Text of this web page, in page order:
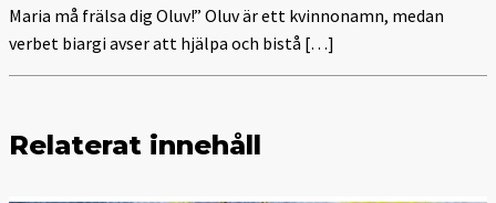
Maria må frälsa dig Oluv!” Oluv är ett kvinnonamn, medan
verbet biargi avser att hjälpa och bistå […]
Relaterat innehåll